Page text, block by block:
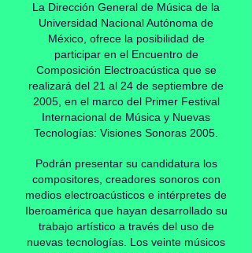
La Dirección General de Música de la
Universidad Nacional Autónoma de
México, ofrece la posibilidad de
participar en el Encuentro de
Composición Electroacústica que se
realizará del 21 al 24 de septiembre de
2005, en el marco del Primer Festival
Internacional de Música y Nuevas
Tecnologías: Visiones Sonoras 2005.
Podrán presentar su candidatura los
compositores, creadores sonoros con
medios electroacústicos e intérpretes de
Iberoamérica que hayan desarrollado su
trabajo artístico a través del uso de
nuevas tecnologías. Los veinte músicos